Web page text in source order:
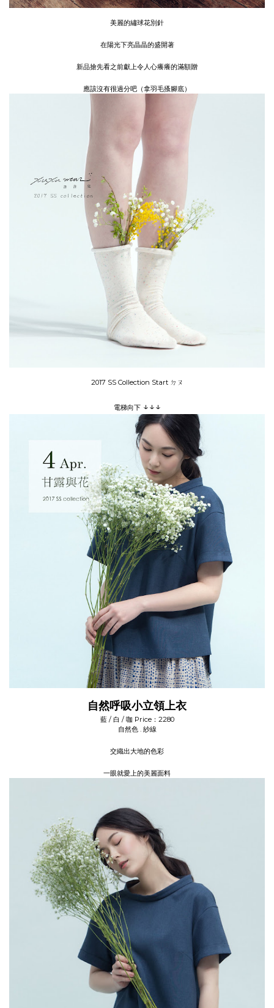
美麗的繡球花別針
在陽光下亮晶晶的盛開著
新品搶先看之前獻上令人心癢癢的滿額贈
應該沒有很過分吧（拿羽毛搔腳底）
2017 SS Collection Start ㄉㄡ
電梯向下 ↓↓↓
自然呼吸小立領上衣
藍 / 白 / 咖 Price：2280
自然色 . 紗線
交織出大地的色彩
一眼就愛上的美麗面料